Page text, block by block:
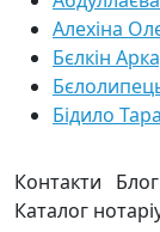
Алехіна
Бєлкін
Бідило
Контакти Блог
Каталог